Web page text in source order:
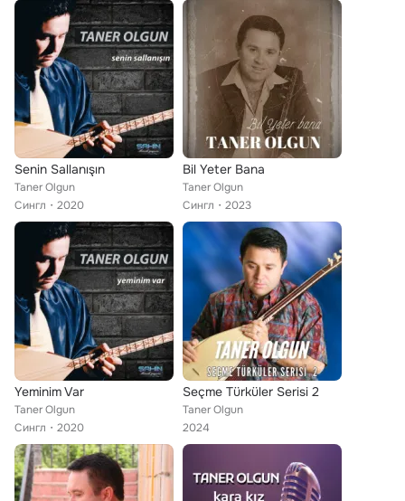
Senin Sallanışın
Taner Olgun
Сингл
2020
Bil Yeter Bana
Taner Olgun
Сингл
2023
Yeminim Var
Taner Olgun
Сингл
2020
Seçme Türküler Serisi 2
Taner Olgun
2024